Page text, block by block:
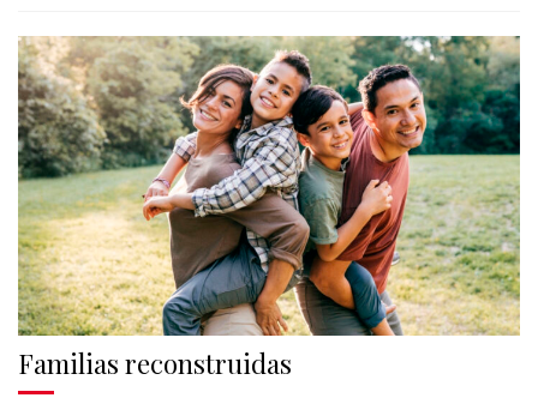
Familias reconstruidas